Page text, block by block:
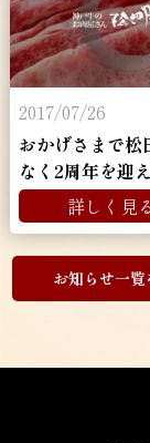
2017/07/26
おかげさまで松
なく2周年を迎
詳しく見る
お知らせ一覧